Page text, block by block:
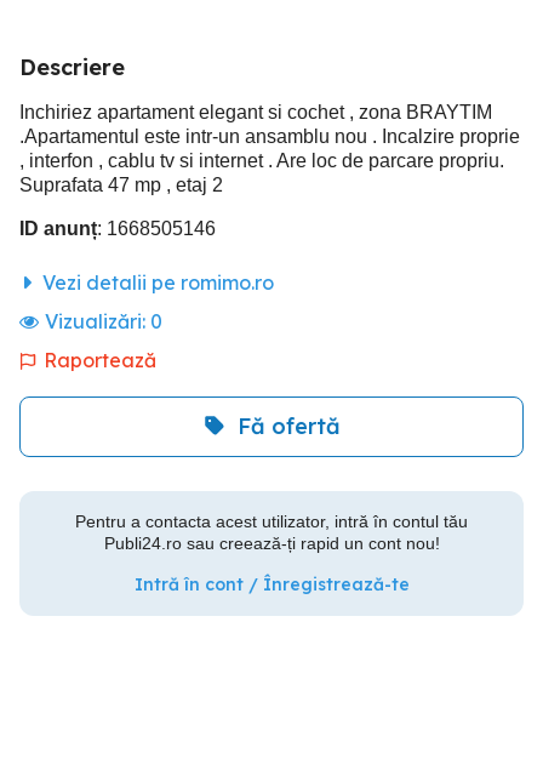
Descriere
Inchiriez apartament elegant si cochet , zona BRAYTIM
.Apartamentul este intr-un ansamblu nou . Incalzire proprie
, interfon , cablu tv si internet . Are loc de parcare propriu.
Suprafata 47 mp , etaj 2
ID anunț: 1668505146
Vezi detalii pe romimo.ro
Vizualizări: 0
Raportează
Fă ofertă
Pentru a contacta acest utilizator, intră în contul tău
Publi24.ro sau creează-ți rapid un cont nou!
Intră în cont / Înregistrează-te